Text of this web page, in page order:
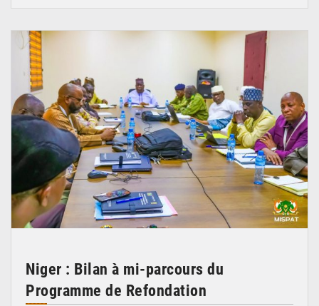
Niger : Bilan à mi-parcours du
Programme de Refondation